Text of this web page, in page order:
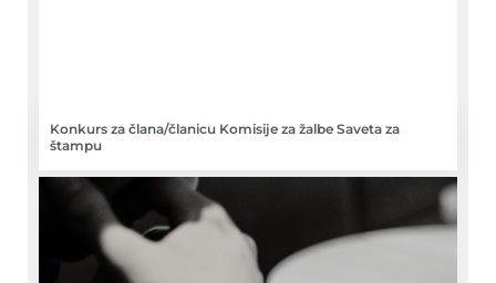
Konkurs za člana/članicu Komisije za žalbe Saveta za
štampu